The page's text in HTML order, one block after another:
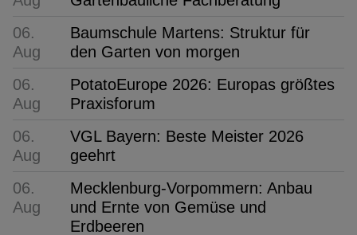
06.
Aug
Baumschule Martens: Struktur für
den Garten von morgen
06.
Aug
PotatoEurope 2026: Europas größtes
Praxisforum
06.
Aug
VGL Bayern: Beste Meister 2026
geehrt
06.
Aug
Mecklenburg-Vorpommern: Anbau
und Ernte von Gemüse und
Erdbeeren